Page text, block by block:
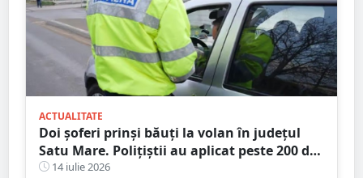
ACTUALITATE
Doi șoferi prinși băuți la volan în județul
Satu Mare. Polițiștii au aplicat peste 200 de
amenzi într-o singură zi
14 iulie 2026